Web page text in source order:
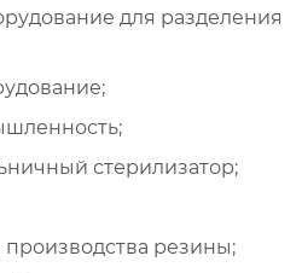
для разделения
стерилизатор;
резины;